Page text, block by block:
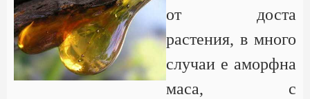
от доста
растения, в много
случаи е аморфна
маса, с